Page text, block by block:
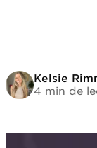
Kelsie
4 min de